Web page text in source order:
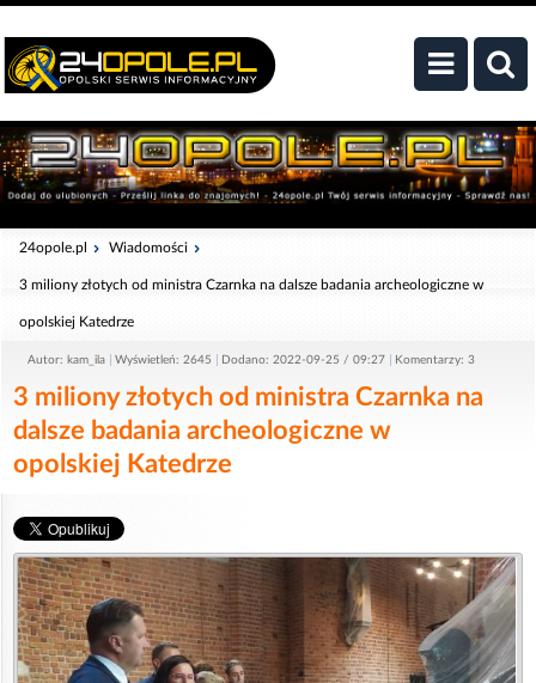
24opole.pl Wiadomości
3 miliony złotych od ministra Czarnka na dalsze badania archeologiczne w
opolskiej Katedrze
Autor: kam_ila Wyświetleń: 2645 Dodano: 2022-09-25 / 09:27 Komentarzy: 3
3 miliony złotych od ministra Czarnka na
dalsze badania archeologiczne w
opolskiej Katedrze